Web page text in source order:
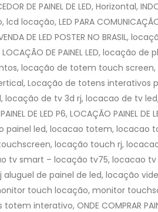
DE PAINEL DE LED, Horizontal,
lcd locação, LED PARA
DE LED POSTER NO BRASIL,
DE PAINEL LED, locação de
locação de totem touch screen,
Locação de totens interativos
de tv 3d rj, locacao de tv
DE LED P6, LOCAÇÃO PAINEL DE
painel led, locacao totem, locacao
locação touch rj,
tv smart – locação tv75, locacao tv
de painel de led, locação
touch locação, monitor
interativo, ONDE COMPRAR